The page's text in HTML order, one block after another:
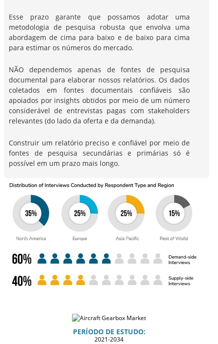
Esse prazo garante que possamos adotar uma
metodologia de pesquisa robusta que envolva uma
abordagem de cima para baixo e de baixo para cima
para estimar os números do mercado.
NÃO dependemos apenas de fontes de pesquisa
documental para elaborar nossos relatórios. Os dados
coletados em fontes documentais confiáveis são
apoiados por insights obtidos por meio de um número
considerável de entrevistas pagas com stakeholders
relevantes (do lado da oferta e da demanda).
Construir um relatório preciso e confiável por meio de
fontes de pesquisa secundárias e primárias só é
possível em um prazo mais longo.
PERÍODO DE ESTUDO:
2021-2034